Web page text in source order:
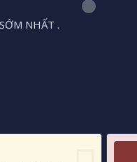
NHẤT .